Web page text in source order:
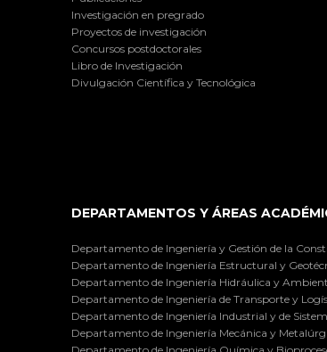
Investigación en pregrado
Proyectos de investigación
Concursos postdoctorales
Libro de Investigación
Divulgación Científica y Tecnológica
DEPARTAMENTOS Y ÁREAS
Departamento de Ingeniería y Gestión de la
Departamento de Ingeniería Estructural y
Departamento de Ingeniería Hidráulica y
Departamento de Ingeniería de Transporte y
Departamento de Ingeniería Industrial y de
Departamento de Ingeniería Mecánica y